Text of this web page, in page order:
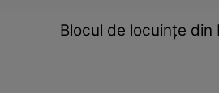
Blocul de locuințe